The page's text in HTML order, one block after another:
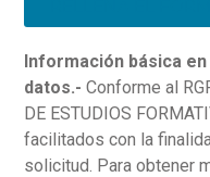
Información básica
datos.- Conforme al
DE ESTUDIOS
facilitados con la
solicitud. Para obtener